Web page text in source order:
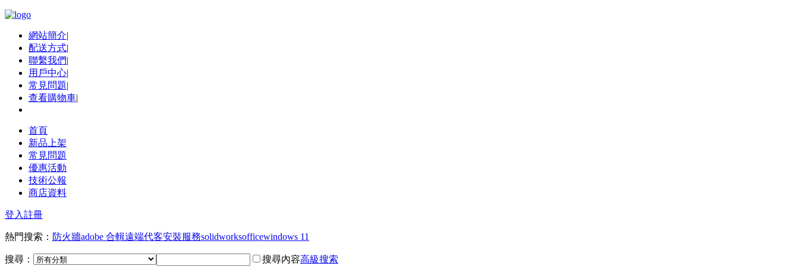
網站簡介|
配送方式|
聯繫我們|
用戶中心|
常見問題|
查看購物車|
首頁
新品上架
常見問題
優惠活動
技術公報
商店資料
登入註冊
熱門搜索： 防火牆adobe 合輯遠端代客安裝服務solidworksofficewindows 11
搜尋： 搜尋內容高級搜索